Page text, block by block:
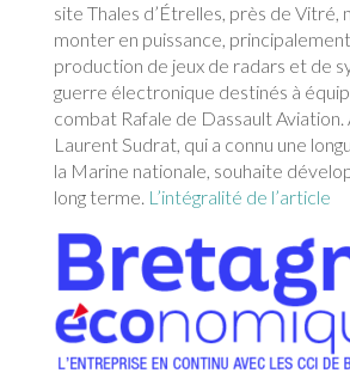
site Thales d’Étrelles, près de Vitré,
monter en puissance,
production de jeux de radars et de
guerre électronique destinés à
combat Rafale de Dassault Aviation.
Laurent Sudrat, qui a connu une
la Marine nationale, souhaite
long terme. L’intégralité de l’article